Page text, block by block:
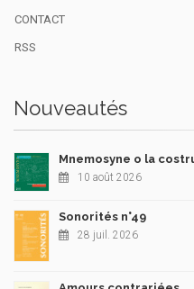
CONTACT
RSS
Nouveautés
Mnemosyne o la
10 août 2026
Sonorités n°49
28 juil. 2026